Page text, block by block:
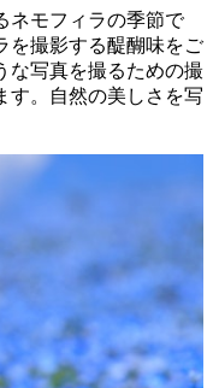
ネモフィラの季節で
を撮影する醍醐味をご
な写真を撮るための撮
す。自然の美しさを写